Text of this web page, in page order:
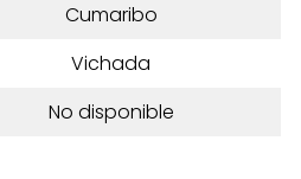
Cumaribo
Vichada
No disponible